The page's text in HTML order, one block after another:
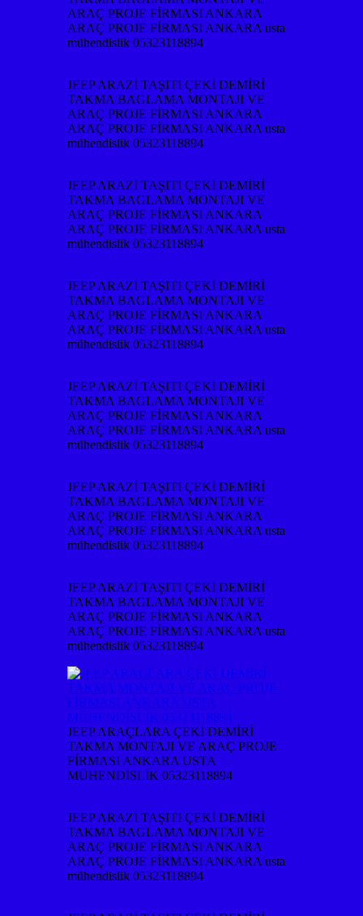
ARAÇ PROJE FİRMASI ANKARA
ARAÇ PROJE FİRMASI ANKARA usta
mühendislik 05323118894
JEEP ARAZİ TAŞITI ÇEKİ DEMİRİ
TAKMA BAGLAMA MONTAJI VE
ARAÇ PROJE FİRMASI ANKARA
ARAÇ PROJE FİRMASI ANKARA usta
mühendislik 05323118894
JEEP ARAZİ TAŞITI ÇEKİ DEMİRİ
TAKMA BAGLAMA MONTAJI VE
ARAÇ PROJE FİRMASI ANKARA
ARAÇ PROJE FİRMASI ANKARA usta
mühendislik 05323118894
JEEP ARAZİ TAŞITI ÇEKİ DEMİRİ
TAKMA BAGLAMA MONTAJI VE
ARAÇ PROJE FİRMASI ANKARA
ARAÇ PROJE FİRMASI ANKARA usta
mühendislik 05323118894
JEEP ARAZİ TAŞITI ÇEKİ DEMİRİ
TAKMA BAGLAMA MONTAJI VE
ARAÇ PROJE FİRMASI ANKARA
ARAÇ PROJE FİRMASI ANKARA usta
mühendislik 05323118894
JEEP ARAZİ TAŞITI ÇEKİ DEMİRİ
TAKMA BAGLAMA MONTAJI VE
ARAÇ PROJE FİRMASI ANKARA
ARAÇ PROJE FİRMASI ANKARA usta
mühendislik 05323118894
JEEP ARAZİ TAŞITI ÇEKİ DEMİRİ
TAKMA BAGLAMA MONTAJI VE
ARAÇ PROJE FİRMASI ANKARA
ARAÇ PROJE FİRMASI ANKARA usta
mühendislik 05323118894
JEEP ARAÇLARA ÇEKİ DEMİRİ
TAKMA MONTAJI VE ARAÇ PROJE
FİRMASI ANKARA USTA
MÜHENDİSLİK 05323118894
JEEP ARAZİ TAŞITI ÇEKİ DEMİRİ
TAKMA BAGLAMA MONTAJI VE
ARAÇ PROJE FİRMASI ANKARA
ARAÇ PROJE FİRMASI ANKARA usta
mühendislik 05323118894